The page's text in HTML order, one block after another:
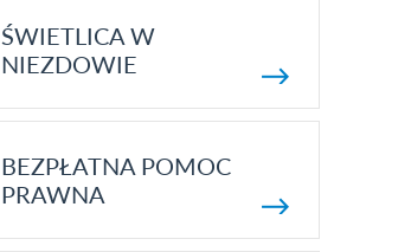
ŚWIETLICA W
NIEZDOWIE
BEZPŁATNA POMOC
PRAWNA